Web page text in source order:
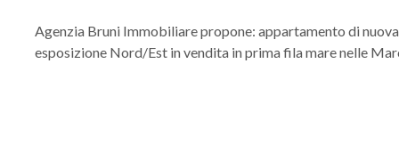
Agenzia Bruni Immobiliare propone: appartamento di
esposizione Nord/Est in vendita in prima fila mare nelle